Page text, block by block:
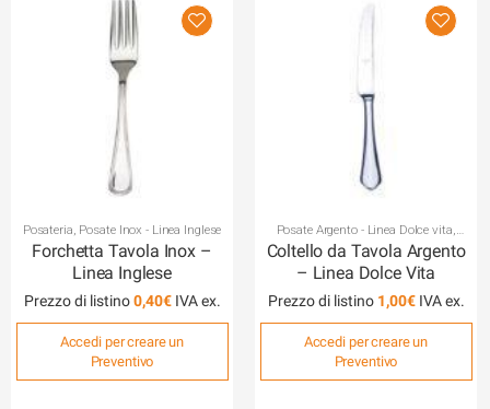
Posateria, Posate Inox - Linea Inglese
Forchetta Tavola Inox –
Linea Inglese
Prezzo di listino0,40€
Accedi per creare un
Preventivo
Posate Argento - Linea Dolce vita,
Posateria
Coltello da Tavola Argento
– Linea Dolce Vita
Prezzo di listino 1,00€
Accedi per creare un
Preventivo